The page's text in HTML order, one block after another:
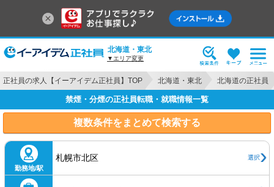
北海道・東北
▼エリア変更
正社員の求人【イーアイデム正社員】TOP 北海道・東北 北海道の正社員
禁煙・分煙の正社員転職・就職情報一覧
複数条件をまとめて検索する
勤務地/駅
札幌市北区 選択